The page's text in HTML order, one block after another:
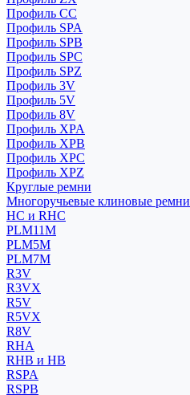
Профиль CC
Профиль SPA
Профиль SPB
Профиль SPC
Профиль SPZ
Профиль 3V
Профиль 5V
Профиль 8V
Профиль XPA
Профиль XPB
Профиль XPC
Профиль XPZ
Круглые ремни
Многоручьевые клиновые ремни
HC и RHC
PLM11M
PLM5M
PLM7M
R3V
R3VX
R5V
R5VX
R8V
RHA
RHB и HB
RSPA
RSPB